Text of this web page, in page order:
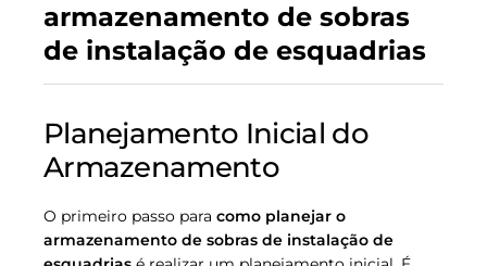
armazenamento de sobras
de instalação de esquadrias
Planejamento Inicial do
Armazenamento
O primeiro passo para como planejar o
armazenamento de sobras de instalação de